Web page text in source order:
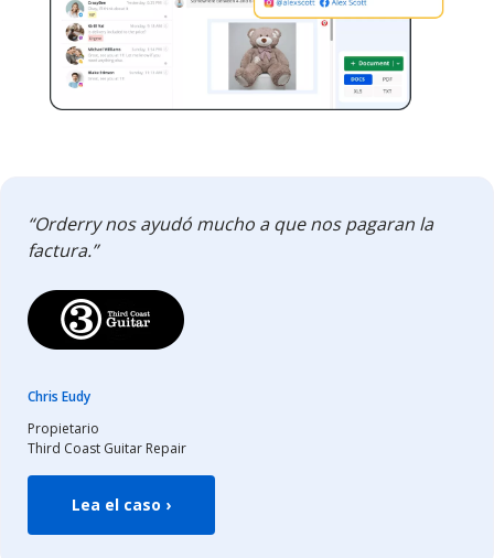
“Orderry nos ayudó mucho a que nos pagaran la
factura.”
Chris Eudy
Propietario
Third Coast Guitar Repair
Lea el caso ›